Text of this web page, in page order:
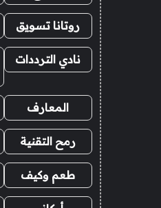
روتانا تسويق
نادي الترددات
المعارف
رمح التقنية
طعم وكيف